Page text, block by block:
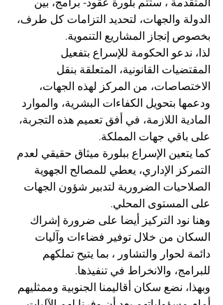
الدولة والجهات، لتحديد التزامات كل طرف،
بخصوص إنجاز المشاريع التنموية.
لذا، ندعو الحكومة للإسراع بتفعيل
المقتضيات القانونية، المتعلقة بنقل
الاختصاصات، من المركز لهذه الجهات،
ودعمها بتحويل الكفاءات البشرية، والموارد
المادية اللازمة، في أفق تعميم هذه التجربة،
على باقي جهات المملكة.
كما يتعين الإسراع ببلورة ميثاق حقيقي لعدم
التمركز الإداري، يعطي للمصالح الجهوية
الصلاحيات الضرورية لتدبير شؤون الجهات
على المستوى المحلي.
وهنا نود التركيز أيضا على ضرورة إشراك
السكان من خلال توفير فضاءات وآليات
دائمة لحوار والتشاور ، بما يتيح تملكهم
للبرامج، والانخراط في تنفيذها.
وبهذا، نضع سكان أقاليمنا الجنوبية وممثليهم